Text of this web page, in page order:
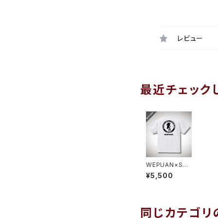
レビュー
最近チェック
WEPUAN×SP
ORTS SHOP N
IHONJINスペシ
¥5,500
同じカテゴリ